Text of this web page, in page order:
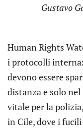
Gustavo
Human Rights
i protocolli
devono essere
distanza e solo
vitale per la
in Cile, dove i